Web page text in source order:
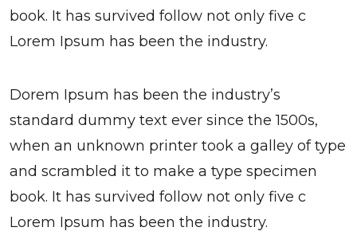
book. It has survived follow not only five c
Lorem Ipsum has been the industry.
Dorem Ipsum has been the industry’s
standard dummy text ever since the 1500s,
when an unknown printer took a galley of type
and scrambled it to make a type specimen
book. It has survived follow not only five c
Lorem Ipsum has been the industry.